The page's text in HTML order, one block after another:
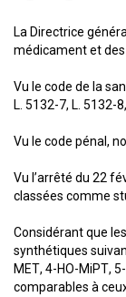
La Directrice
médicament et
Vu le code de la
L. 5132-7, L. 5132-
Vu le code pénal,
Vu l’arrêté du 22
classées comme
Considérant que
synthétiques
MET, 4-HO-MiPT,
comparables à